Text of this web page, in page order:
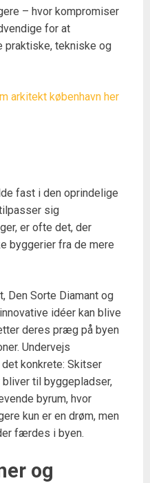
– hvor kompromiser
for at
praktiske, tekniske og
arkitekt københavn her
fast i den oprindelige
sig
er ofte det, der
byggerier fra de mere
Den Sorte Diamant og
idéer kan blive
deres præg på byen
Undervejs
konkrete: Skitser
til byggepladser,
byrum, hvor
kun er en drøm, men
færdes i byen.
og